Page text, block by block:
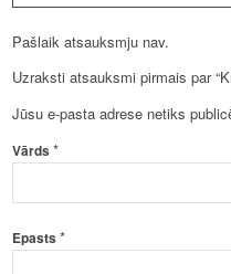
Pašlaik atsauksmju nav.
Uzraksti atsauksmi pirmais par
Jūsu e-pasta adrese netiks
Vārds*
Epasts*